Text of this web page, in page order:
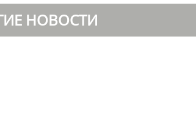
НОВОСТИ